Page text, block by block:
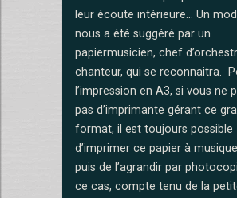
leur écoute intérieure... Un
nous a été suggéré par un
papiermusicien, chef
chanteur, qui se reconnaitra.
l’impression en A3, si vous ne
pas d’imprimante gérant ce
format, il est toujours possible
d’imprimer ce papier à
puis de l’agrandir par
ce cas, compte tenu de la